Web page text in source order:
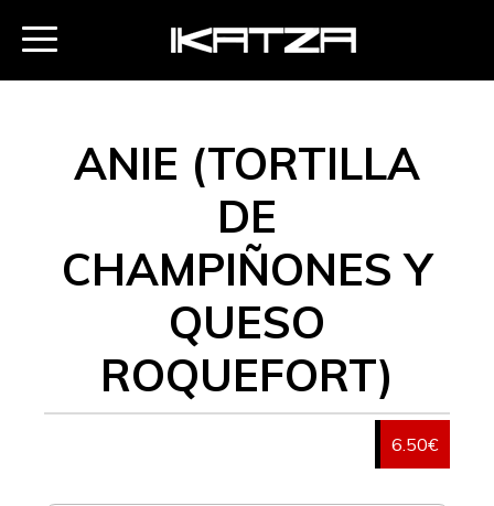
ANIE (TORTILLA
DE
CHAMPIÑONES Y
QUESO
ROQUEFORT)
6.50€